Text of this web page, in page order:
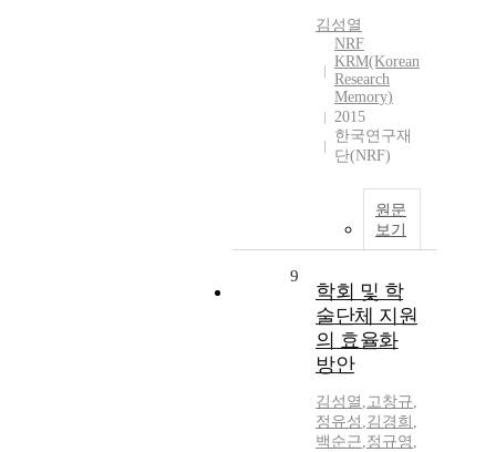
김성열
NRF
KRM(Korean
Research
Memory)
2015
한국연구재
단(NRF)
원문
보기
9
학회 및 학
술단체 지원
의 효율화
방안
김성열 ,고창규,
정유성 ,김경희 ,
백순근,정규영 ,